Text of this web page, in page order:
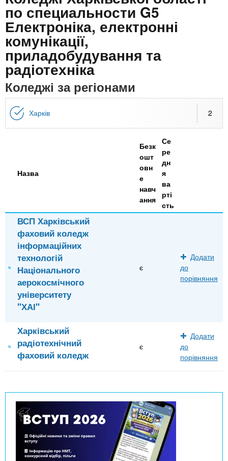
n
t
s
.
i
o
и
х
з
а
к
л
а
Онлайн курси
За кордоном
по специальности G5
Електроніка, електронні
комунікації,
приладобудування та
радіотехніка
Коледжі за регіонами
Харків 2
Назва
Безк
ошт
овн
е
навч
ання
Се
ре
дн
я
ва
рті
сть
ВСП Харківський
фаховий коледж
інформаційних
технологій
Національного
аерокосмічного
університету
"ХАІ"
є
Додати
до
порівняння
Харківський
радіотехнічний
фаховий коледж
є
Додати
до
порівняння